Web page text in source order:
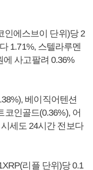
인에스브이 단위)당 2
1.71%, 스텔라루멘
에 사고팔려 0.36%
베이직어텐션
코인골드(0.36%), 어
세도 24시간 전보다
리플 단위)당 0.1